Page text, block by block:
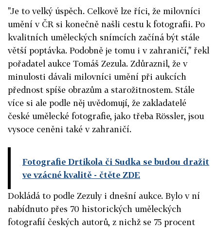
"Je to velký úspěch. Celkově lze říci, že milovníci
umění v ČR si konečně našli cestu k fotografii. Po
kvalitních uměleckých snímcích začíná být stále
větší poptávka. Podobně je tomu i v zahraničí," řekl
pořadatel aukce Tomáš Zezula. Zdůraznil, že v
minulosti dávali milovníci umění při aukcích
přednost spíše obrazům a starožitnostem. Stále
více si ale podle něj uvědomují, že zakladatelé
české umělecké fotografie, jako třeba Rössler, jsou
vysoce ceněni také v zahraničí.
Fotografie Drtikola či Sudka se budou dražit
ve vzácné kvalitě - čtěte ZDE
Dokládá to podle Zezuly i dnešní aukce. Bylo v ní
nabídnuto přes 70 historických uměleckých
fotografií českých autorů, z nichž se 75 procent